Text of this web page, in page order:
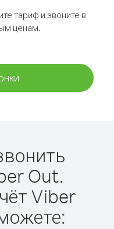
тариф и звоните в
ценам.
Out.
Viber